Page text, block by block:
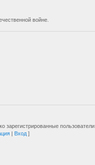
войне.
зарегистрированные пользователи.
| Вход ]